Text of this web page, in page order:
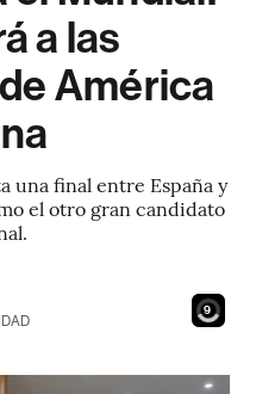
a las
América
una final entre España y
el otro gran candidato
7